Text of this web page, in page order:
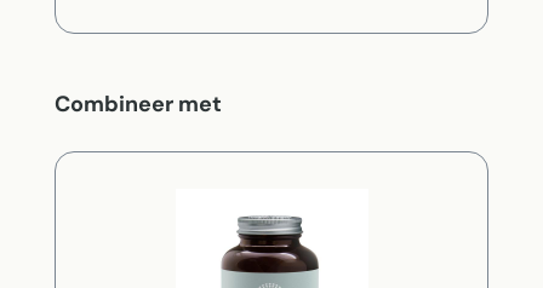
Productgalerij overslaan
Combineer met